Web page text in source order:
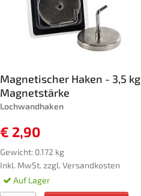
Magnetischer Haken - 3,5 kg
Magnetstärke
Lochwandhaken
€ 2,90
Gewicht: 0.172 kg
Inkl. MwSt. zzgl. Versandkosten
Auf Lager